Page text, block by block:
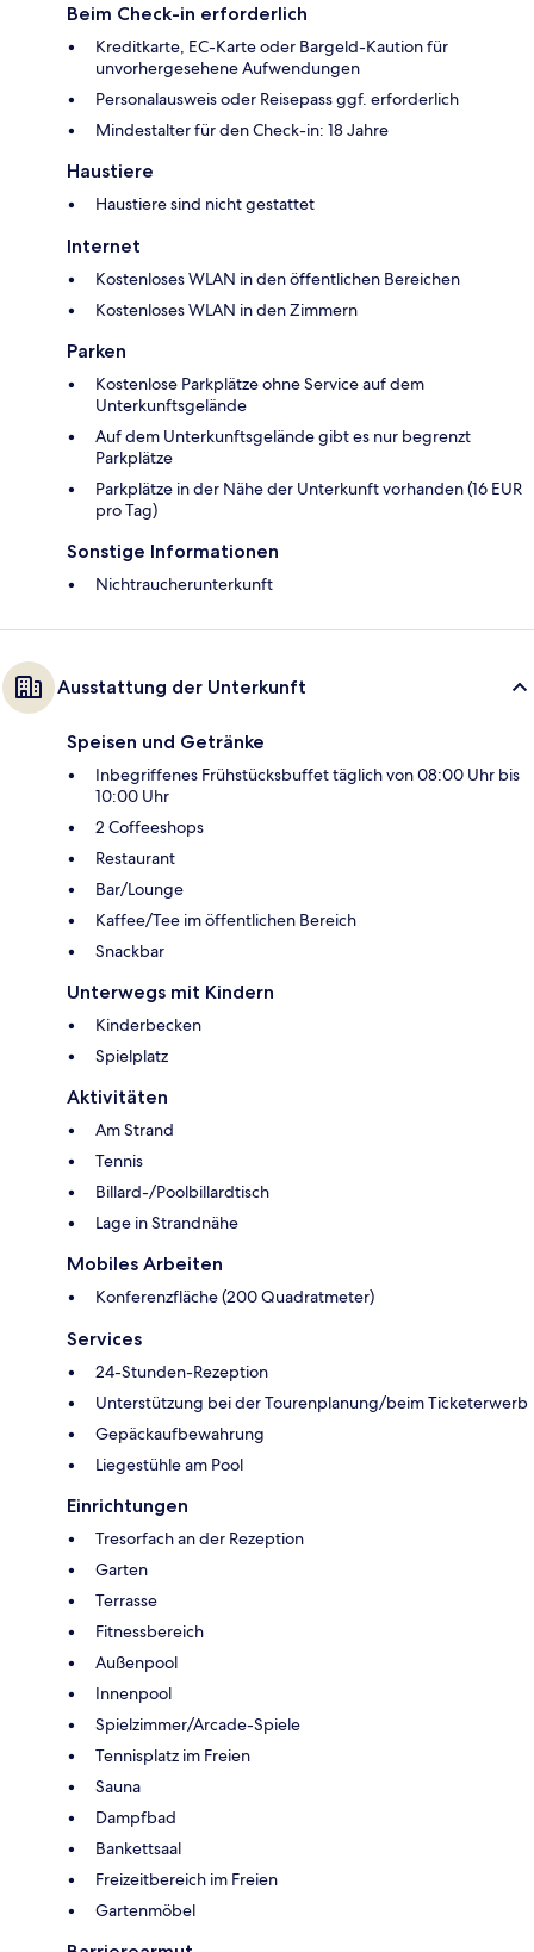
Beim Check-in erforderlich
Kreditkarte, EC-Karte oder Bargeld-Kaution für
unvorhergesehene Aufwendungen
Personalausweis oder Reisepass ggf. erforderlich
Mindestalter für den Check-in: 18 Jahre
Haustiere
Haustiere sind nicht gestattet
Internet
Kostenloses WLAN in den öffentlichen Bereichen
Kostenloses WLAN in den Zimmern
Parken
Kostenlose Parkplätze ohne Service auf dem
Unterkunftsgelände
Auf dem Unterkunftsgelände gibt es nur begrenzt
Parkplätze
Parkplätze in der Nähe der Unterkunft vorhanden (16 EUR
pro Tag)
Sonstige Informationen
Nichtraucherunterkunft
Ausstattung der Unterkunft
Speisen und Getränke
Inbegriffenes Frühstücksbuffet täglich von 08:00 Uhr bis
10:00 Uhr
2 Coffeeshops
Restaurant
Bar/Lounge
Kaffee/Tee im öffentlichen Bereich
Snackbar
Unterwegs mit Kindern
Kinderbecken
Spielplatz
Aktivitäten
Am Strand
Tennis
Billard-/Poolbillardtisch
Lage in Strandnähe
Mobiles Arbeiten
Konferenzfläche (200 Quadratmeter)
Services
24-Stunden-Rezeption
Unterstützung bei der Tourenplanung/beim Ticketerwerb
Gepäckaufbewahrung
Liegestühle am Pool
Einrichtungen
Tresorfach an der Rezeption
Garten
Terrasse
Fitnessbereich
Außenpool
Innenpool
Spielzimmer/Arcade-Spiele
Tennisplatz im Freien
Sauna
Dampfbad
Bankettsaal
Freizeitbereich im Freien
Gartenmöbel